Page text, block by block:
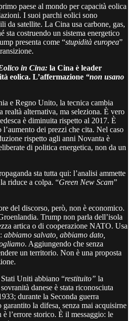
paese al mondo per capacità eolica
I suoi parchi eolici sono
da satellite. La Cina usa carbone, gas,
sta costruendo un sistema energetico
presenta come “stupidità europea”
in Cina: la Cina è leader
eolica. L’affermazione “non usano
e Regno Unito, la tecnica cambia
realtà alternativa, ma seleziona. È vero
è diminuita rispetto al 2017. È
l’aumento dei prezzi che cita. Nel caso
rispetto agli anni Novanta è
di politica energetica, non da un
sta tutta qui: l’analisi ammette
riduce a colpa. “Green New Scam”
del discorso, però, non è economico.
Trump non parla dell’isola
artica o di cooperazione NATO. Usa
abbiamo salvato, abbiamo dato,
. Aggiungendo che senza
un territorio. Non è una proposta
Uniti abbiano “restituito” la
danese è stata riconosciuta
durante la Seconda guerra
la difesa, senza mai acquisirne
l’errore storico. È il messaggio: le